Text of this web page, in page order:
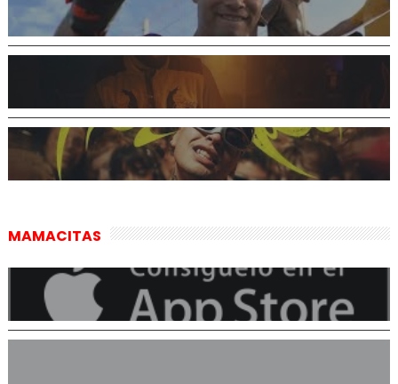
MAMACITAS